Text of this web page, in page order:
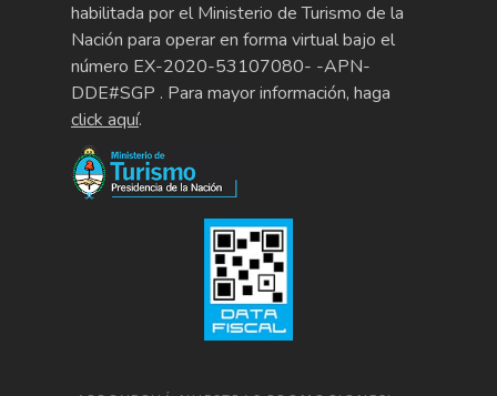
habilitada por el Ministerio de Turismo de la
Nación para operar en forma virtual bajo el
número EX-2020-53107080- -APN-
DDE#SGP . Para mayor información, haga
click aquí.